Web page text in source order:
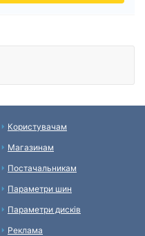
Користувачам
Магазинам
Постачальникам
Параметри шин
Параметри дисків
Реклама